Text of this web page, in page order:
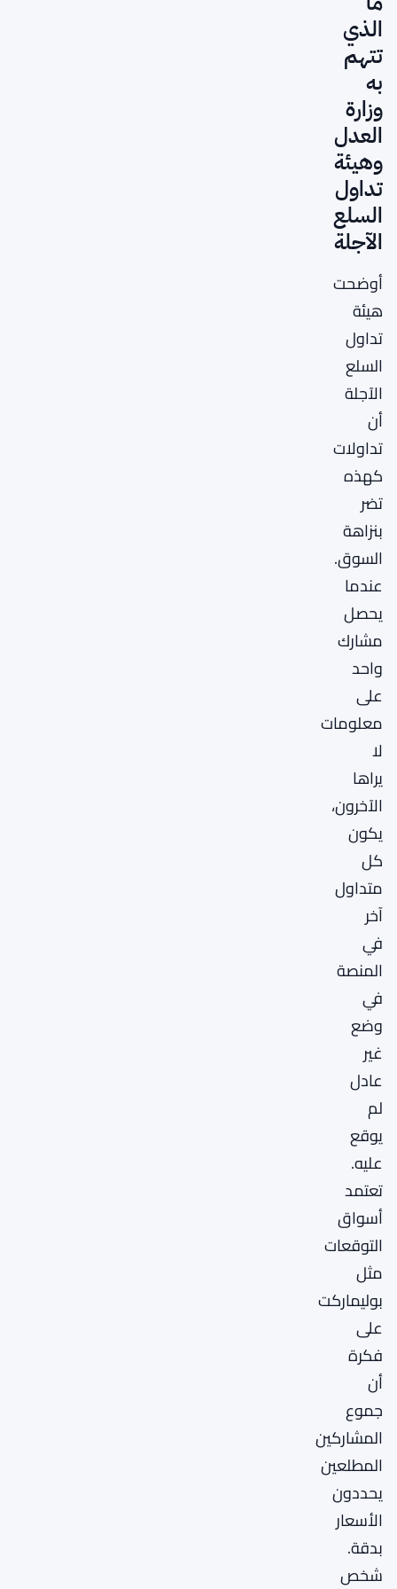
الذي
تتهم
به
وزارة
العدل
وهيئة
تداول
السلع
الآجلة
أوضحت
هيئة
تداول
السلع
الآجلة
أن
تداولات
كهذه
تضر
بنزاهة
السوق.
عندما
يحصل
مشارك
واحد
على
معلومات
لا
يراها
الآخرون،
يكون
كل
متداول
آخر
في
المنصة
في
وضع
غير
عادل
لم
يوقع
عليه.
تعتمد
أسواق
التوقعات
مثل
بوليماركت
على
فكرة
أن
جموع
المشاركين
المطلعين
يحددون
الأسعار
بدقة.
شخص